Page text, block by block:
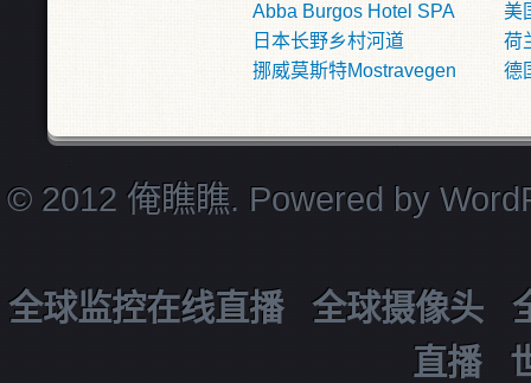
Abba Burgos Hotel SPA
日本长野乡村河道
挪威莫斯特Mostravegen
美
荷
德
© 2012 俺瞧瞧. Powered by
全球监控在线直播 全球摄像头
直播